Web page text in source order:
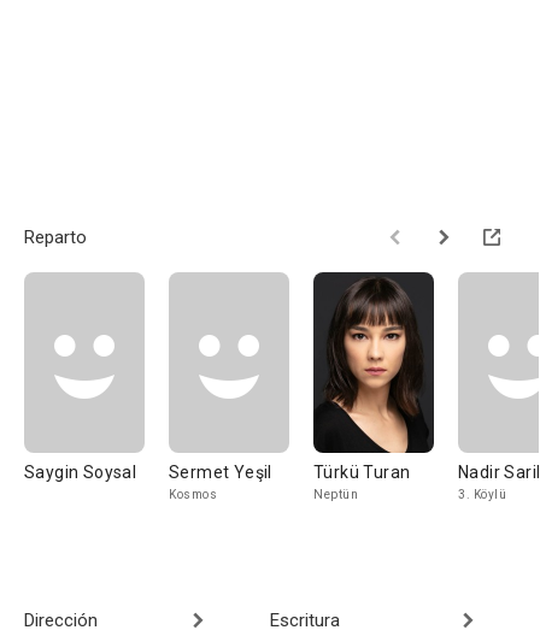
Reparto
Saygin Soysal Sermet Yeşil
Kosmos
Türkü Turan
Neptün
Nadir
3. Köylü
Dirección Escritura